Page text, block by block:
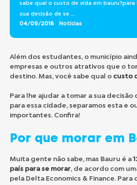
sabe qual o custo de vida em bauru?para
sua decisão de se ...
04/09/2018 Notícias
Além dos estudantes, o município
empresas e outros atrativos que o
destino. Mas, você sabe qual o custo
Para lhe ajudar a tomar a sua decisão
para essa cidade, separamos esta e
importantes. Confira!
Por que morar em
Muita gente não sabe, mas Bauru é a
país para se morar, de acordo com
pela Delta Economics & Finance. Para